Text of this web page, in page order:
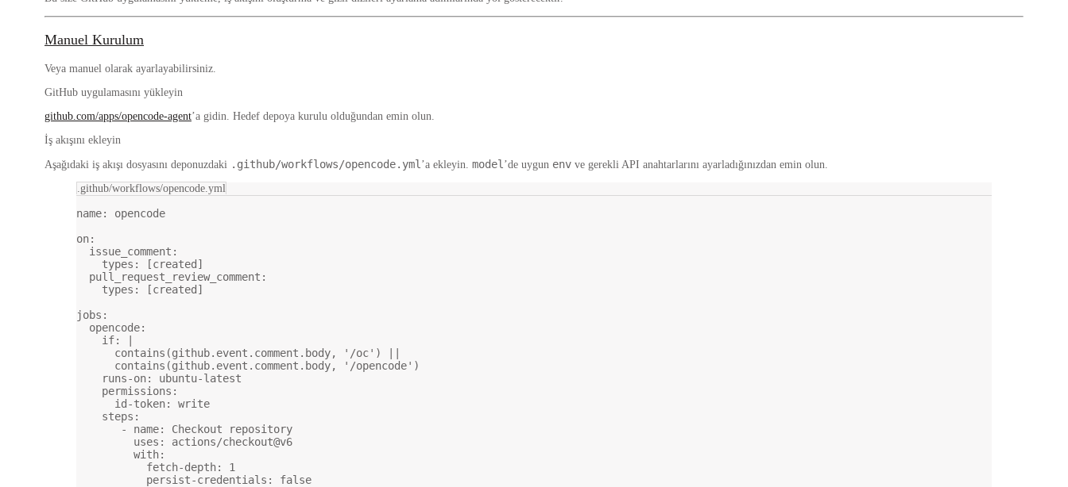
Manuel Kurulum
Veya manuel olarak ayarlayabilirsiniz.
GitHub uygulamasını yükleyin
github.com/apps/opencode-agent’a gidin. Hedef depoya kurulu olduğundan emin olun.
İş akışını ekleyin
Aşağıdaki iş akışı dosyasını deponuzdaki .github/workflows/opencode.yml ’a ekleyin. model ’de uygun env ve gerekli API anahtarlarını ayarladığınızdan emin olun.
.github/workflows/opencode.yml
name: opencode
on:
issue_comment :
types : [created ]
pull_request_review_comment :
types : [created ]
jobs :
opencode:
if:
contains(github.event.comment.body, '/oc') ||
contains(github.event.comment.body, '/opencode')
runs-on: ubuntu-latest
permissions :
id-token: write
steps :
- name: Checkout repository
uses : actions/checkout@v6
with:
fetch-depth: 1
persist-credentials : false